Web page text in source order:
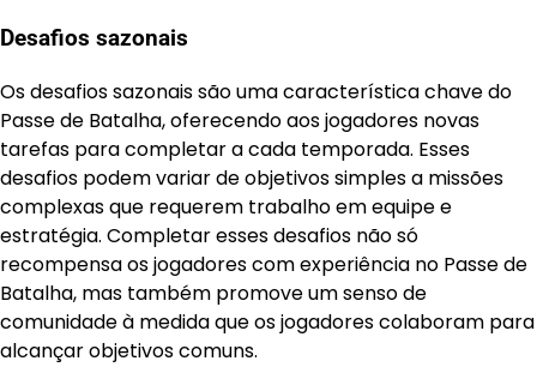
Desafios sazonais
Os desafios sazonais são uma característica chave do
Passe de Batalha, oferecendo aos jogadores novas
tarefas para completar a cada temporada. Esses
desafios podem variar de objetivos simples a missões
complexas que requerem trabalho em equipe e
estratégia. Completar esses desafios não só
recompensa os jogadores com experiência no Passe de
Batalha, mas também promove um senso de
comunidade à medida que os jogadores colaboram para
alcançar objetivos comuns.